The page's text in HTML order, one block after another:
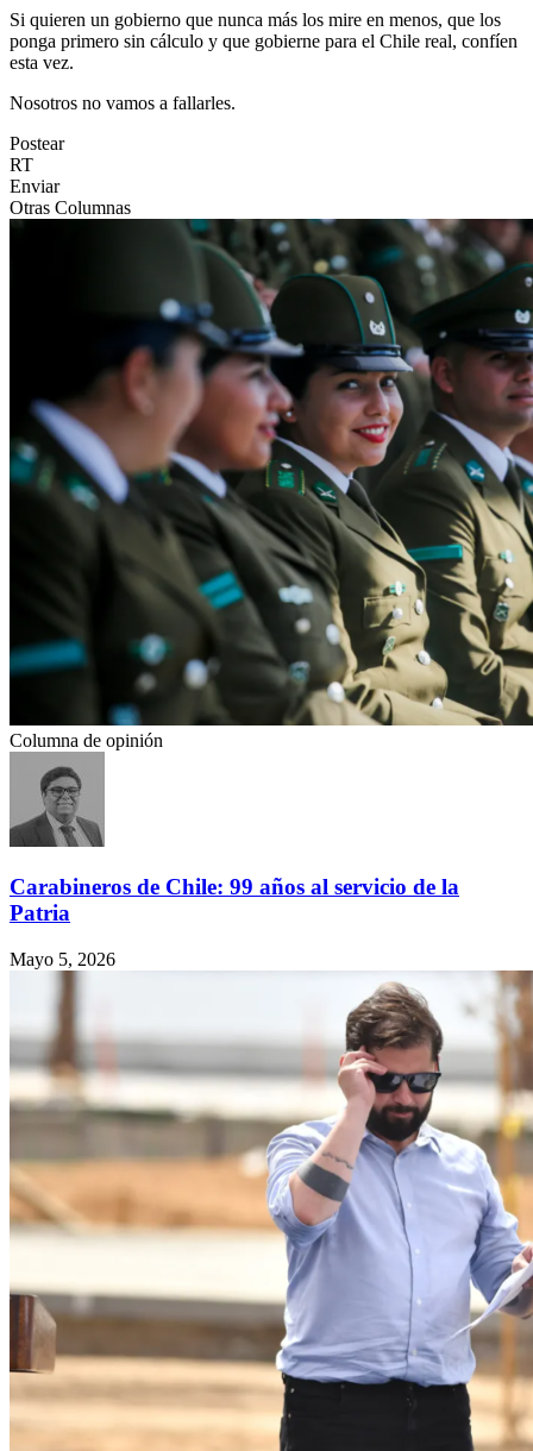
Si quieren un gobierno que nunca más los mire en menos, que los
ponga primero sin cálculo y que gobierne para el Chile real, confíen
esta vez.
Nosotros no vamos a fallarles.
Postear
RT
Enviar
Otras Columnas
Columna de opinión
Carabineros de Chile: 99 años al servicio de la
Patria
Mayo 5, 2026